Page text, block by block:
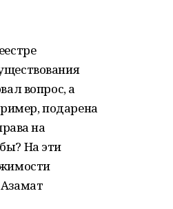
вопрос, а
подарена
на
На эти